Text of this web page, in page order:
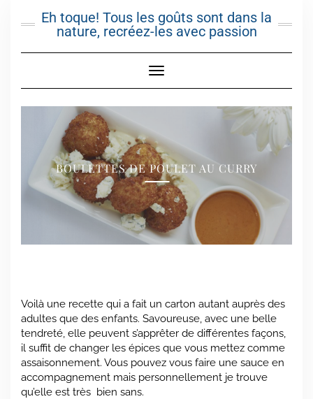
Eh toque! Tous les goûts sont dans la
nature, recréez-les avec passion
Toggle Navigation
BOULETTES DE POULET AU CURRY
Voilà une recette qui a fait un carton autant auprès des
adultes que des enfants. Savoureuse, avec une belle
tendreté, elle peuvent s’apprêter de différentes façons,
il suffit de changer les épices que vous mettez comme
assaisonnement. Vous pouvez vous faire une sauce en
accompagnement mais personnellement je trouve
qu’elle est très bien sans.